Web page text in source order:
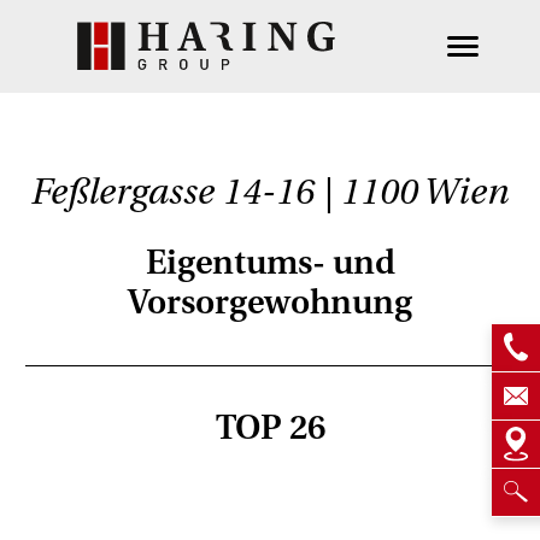
Feßlergasse 14-16 | 1100 Wien
Eigentums- und
Vorsorgewohnung
TOP 26